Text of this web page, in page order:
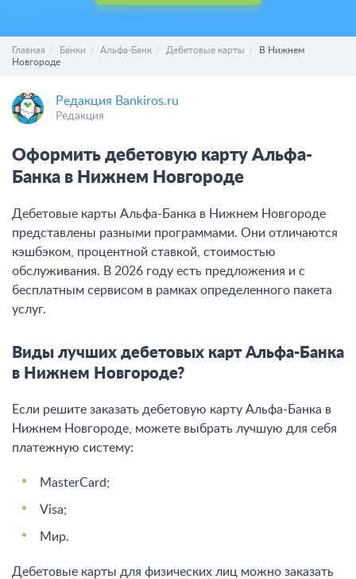
Главная Банки Альфа-Банк Дебетовые карты
В Нижнем
Новгороде
Редакция Bankiros.ru
Редакция
Оформить дебетовую карту Альфа-
Банка в Нижнем Новгороде
Дебетовые карты Альфа-Банка в Нижнем Новгороде
представлены разными программами. Они отличаются
кэшбэком, процентной ставкой, стоимостью
обслуживания. В 2026 году есть предложения и с
бесплатным сервисом в рамках определенного пакета
услуг.
Виды лучших дебетовых карт Альфа-Банка
в Нижнем Новгороде?
Если решите заказать дебетовую карту Альфа-Банка в
Нижнем Новгороде, можете выбрать лучшую для себя
платежную систему:
MasterCard;
Visa;
Мир.
Дебетовые карты для физических лиц можно заказать